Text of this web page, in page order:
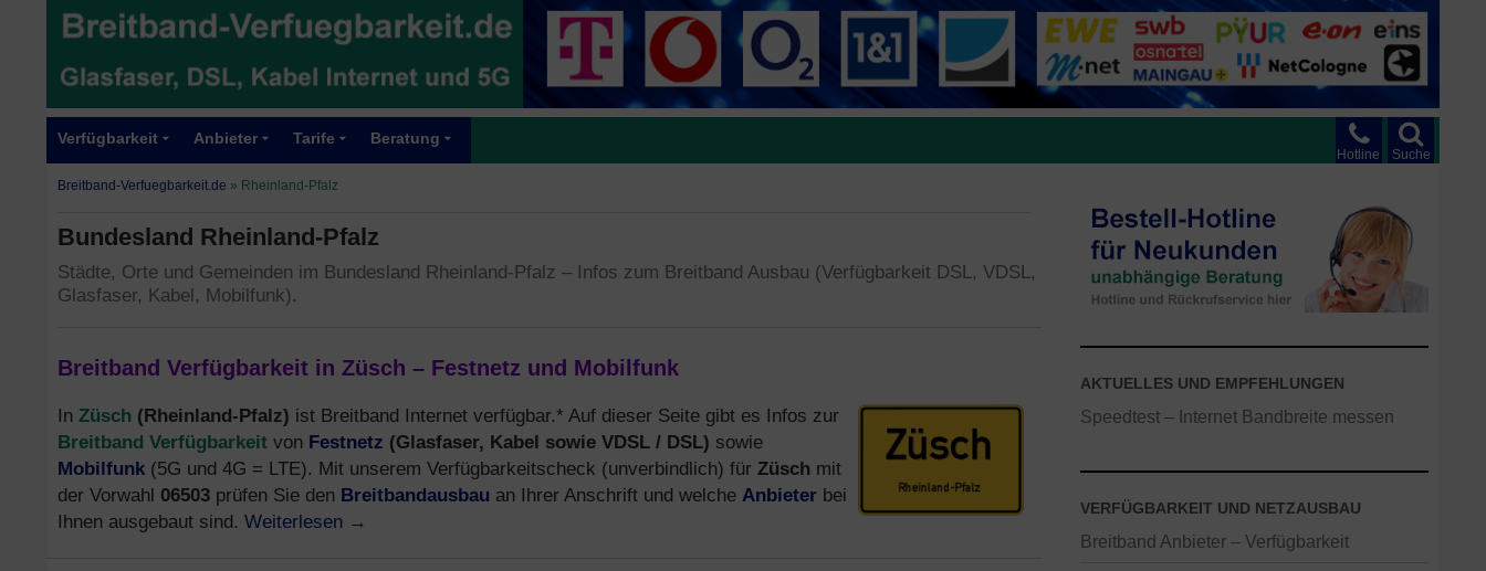
Suche
Hotline
Verfügbarkeit Anbieter Tarife Beratung
Breitband-Verfuegbarkeit.de » Rheinland-Pfalz
Bundesland Rheinland-Pfalz
Städte, Orte und Gemeinden im Bundesland Rheinland-Pfalz – Infos zum Breitband Ausbau (Verfügbarkeit DSL, VDSL,
Glasfaser, Kabel, Mobilfunk).
Breitband Verfügbarkeit in Züsch – Festnetz und Mobilfunk
In Züsch (Rheinland-Pfalz) ist Breitband Internet verfügbar.* Auf dieser Seite gibt es Infos zur
Breitband Verfügbarkeit von Festnetz (Glasfaser, Kabel sowie VDSL / DSL) sowie
Mobilfunk (5G und 4G = LTE). Mit unserem Verfügbarkeitscheck (unverbindlich) für Züsch mit
der Vorwahl 06503 prüfen Sie den Breitbandausbau an Ihrer Anschrift und welche Anbieter bei
Ihnen ausgebaut sind. Weiterlesen →
AKTUELLES UND EMPFEHLUNGEN
Speedtest – Internet Bandbreite messen
VERFÜGBARKEIT UND NETZAUSBAU
Breitband Anbieter – Verfügbarkeit